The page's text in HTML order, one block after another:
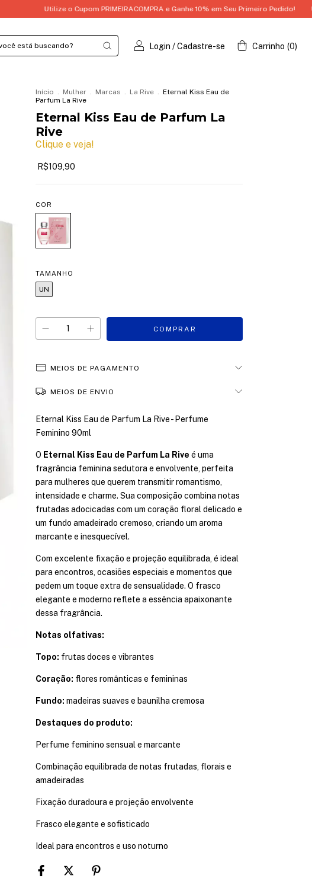
Utilize o Cupom PRIMEIRACOMPRA e Ganhe 10% em Seu Primeiro Pedido! Utilize o
Login /Cadastre-se Carrinho (0)
Início . Mulher . Marcas . La Rive . Eternal Kiss Eau de
Parfum La Rive
Eternal Kiss Eau de Parfum La
Rive
Clique e veja!
R$109,90
COR
TAMANHO
UN
MEIOS DE PAGAMENTO
MEIOS DE ENVIO
Eternal Kiss Eau de Parfum La Rive - Perfume
Feminino 90ml
O Eternal Kiss Eau de Parfum La Rive é uma
fragrância feminina sedutora e envolvente, perfeita
para mulheres que querem transmitir romantismo,
intensidade e charme. Sua composição combina notas
frutadas adocicadas com um coração floral delicado e
um fundo amadeirado cremoso, criando um aroma
marcante e inesquecível.
Com excelente fixação e projeção equilibrada, é ideal
para encontros, ocasiões especiais e momentos que
pedem um toque extra de sensualidade. O frasco
elegante e moderno reflete a essência apaixonante
dessa fragrância.
Notas olfativas:
Topo: frutas doces e vibrantes
Coração: flores românticas e femininas
Fundo: madeiras suaves e baunilha cremosa
Destaques do produto:
Perfume feminino sensual e marcante
Combinação equilibrada de notas frutadas, florais e
amadeiradas
Fixação duradoura e projeção envolvente
Frasco elegante e sofisticado
Ideal para encontros e uso noturno